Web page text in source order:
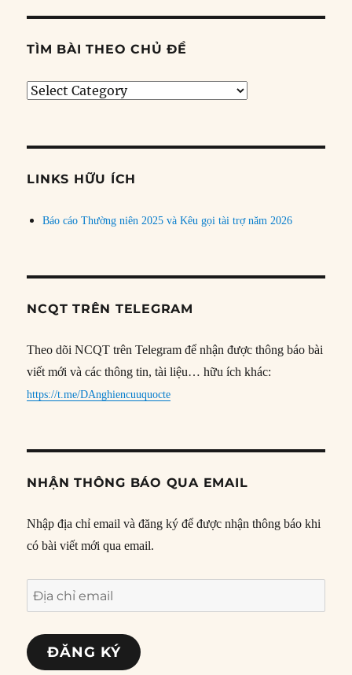
TÌM BÀI THEO CHỦ ĐỀ
Tìm
đề
LINKS HỮU ÍCH
Báo cáo Thường niên 2025 và Kêu gọi tài trợ năm 2026
NCQT TRÊN TELEGRAM
Theo dõi NCQT trên Telegram để nhận được thông báo bài
viết mới và các thông tin, tài liệu… hữu ích khác:
https://t.me/DAnghiencuuquocte
NHẬN THÔNG BÁO QUA EMAIL
Nhập địa chỉ email và đăng ký để được nhận thông báo khi
có bài viết mới qua email.
Địa
chỉ
email
ĐĂNG KÝ